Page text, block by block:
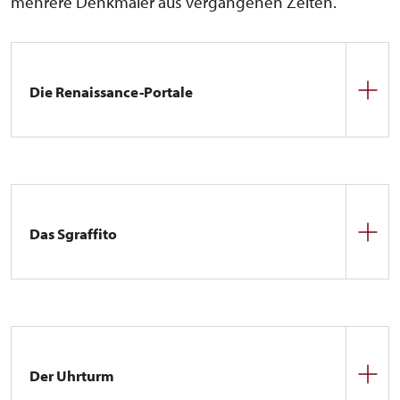
Die Renaissance-Portale
Über den Eingängen ist auf der linken Seite das
zu sehen. Die Wappen auf der rechten Seite sind
Das Sgraffito
Familie Smiřický von Smiřice. Die Datierung ist
Smiřický über den Fenstern zur Kasse belegt. Das
Der Uhrturm